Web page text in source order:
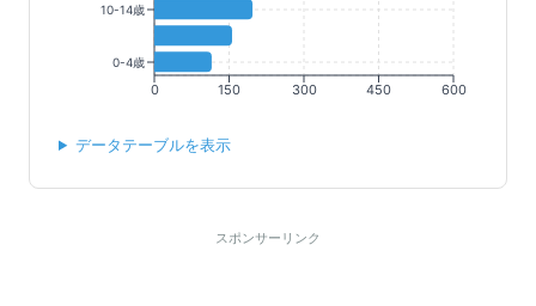
0 150 300 450 600
10-14歳
0-4歳
データテーブルを表示
スポンサーリンク